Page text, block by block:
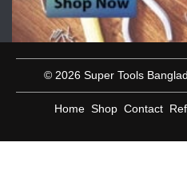
© 2026 Super Tools
Home Shop Contact